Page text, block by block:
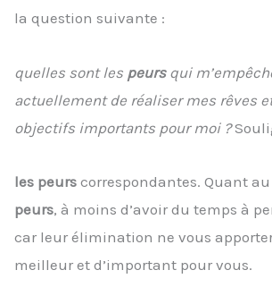
la question suivante :
quelles sont les peursqui
actuellement de réaliser mes rêves
objectifs importants pour moi ?
les peurs correspondantes. Quant au
peurs, à moins d’avoir du temps à
car leur élimination ne vous
meilleur et d’important pour vous.